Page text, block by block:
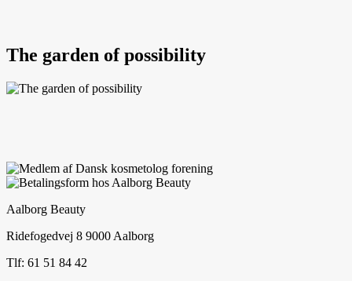
The garden of possibility
Aalborg Beauty
Ridefogedvej 8 9000 Aalborg
Tlf: 61 51 84 42